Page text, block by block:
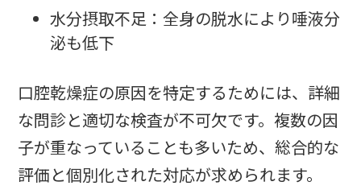
水分摂取不足：全身の脱水により唾液分
泌も低下
口腔乾燥症の原因を特定するためには、詳細
な問診と適切な検査が不可欠です。複数の因
子が重なっていることも多いため、総合的な
評価と個別化された対応が求められます。